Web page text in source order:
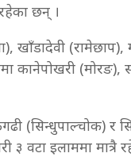
छन् ।
खाँडादेवी (रामेछाप),
कानेपोखरी
(सिन्धुपाल्चोक) र
३ वटा इलाममा मात्रै